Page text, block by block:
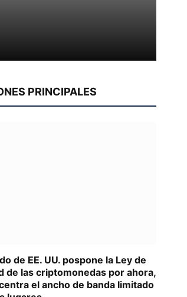
PRINCIPALES
de EE. UU. pospone la Ley de
de las criptomonedas por ahora,
el ancho de banda limitado